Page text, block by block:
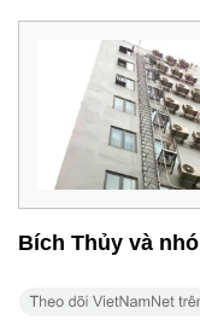
Bích Thủy và